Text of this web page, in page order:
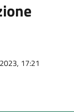
17:21